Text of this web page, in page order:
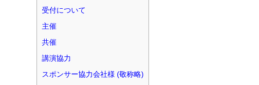
受付について
主催
共催
講演協力
スポンサー協力会社様 (敬称略)